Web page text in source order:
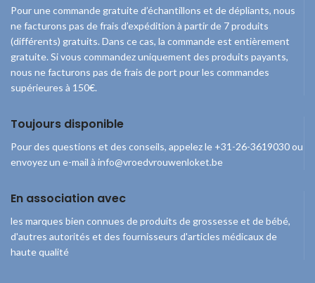
Pour une commande gratuite d’échantillons et de dépliants, nous
ne facturons pas de frais d’expédition à partir de 7 produits
(différents) gratuits. Dans ce cas, la commande est entièrement
gratuite. Si vous commandez uniquement des produits payants,
nous ne facturons pas de frais de port pour les commandes
supérieures à 150€.
Toujours disponible
Pour des questions et des conseils, appelez le +31-26-3619030 ou
envoyez un e-mail à info@vroedvrouwenloket.be
En association avec
les marques bien connues de produits de grossesse et de bébé,
d'autres autorités et des fournisseurs d'articles médicaux de
haute qualité